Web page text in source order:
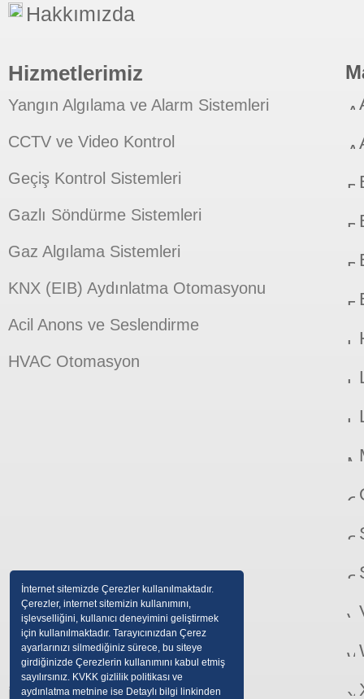
İnternet sitemizde Çerezler kullanılmaktadır.
Çerezler, internet sitemizin kullanımını,
işlevselliğini, kullanıcı deneyimini geliştirmek
için kullanılmaktadır. Tarayıcınızdan Çerez
ayarlarınızı silmediğiniz sürece, bu siteye
girdiğinizde Çerezlerin kullanımını kabul etmiş
sayılırsınız. KVKK gizlilik politikası ve
aydınlatma metnine ise Detaylı bilgi linkinden
Hakkımızda
Hizmetlerimiz
Yangın Algılama ve Alarm Sistemleri
CCTV ve Video Kontrol
Geçiş Kontrol Sistemleri
Gazlı Söndürme Sistemleri
Gaz Algılama Sistemleri
KNX (EIB) Aydınlatma Otomasyonu
Acil Anons ve Seslendirme
HVAC Otomasyon